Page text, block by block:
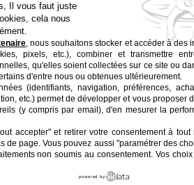
le partenaire producteur de Radio
associative marseillaise.
à la Friche Belle de Mai
— 13003 Marseille
La
Ré-
Il vous faut juste
cela nous
, nous souhaitons stocker et accéder à des
pixels, etc.), combiner et transmettre
qu'elles soient collectées sur ce site ou
d'entre nous ou obtenues ultérieurement.
(identifiants, navigation, préférences,
etc.) permet de développer et vous proposer
(y compris par email), d'en mesurer la
accepter" et retirer votre consentement à
de page. Vous pouvez aussi "paramétrer des
non soumis au consentement. Vos
powered by